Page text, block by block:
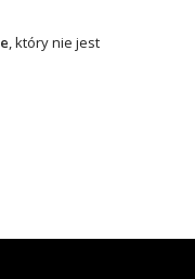
, który nie jest